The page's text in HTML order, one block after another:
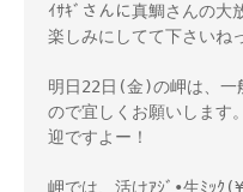
ｲｻｷﾞさんに真鯛さんの大
楽しみにしてて下さいね
明日22日(金)の岬は、一
ので宜しくお願いします
迎ですよー！
岬では、活けｱｼﾞ•生ﾐｯｸ